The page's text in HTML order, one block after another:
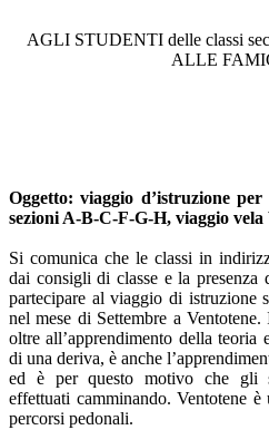
AGLI STUDENTI delle classi
ALLE
Oggetto: viaggio d’istruzione per
sezioni A-B-C-F-G-H, viaggio vela
Si comunica che le classi in
dai consigli di classe e la presenza
partecipare al viaggio di istruzione
nel mese di Settembre a
oltre all’apprendimento della teoria
di una deriva, è anche
ed è per questo motivo che gli
effettuati camminando. Ventotene
percorsi pedonali.